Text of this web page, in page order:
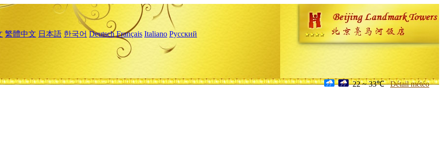
繁體中文 日本語 한국어 Deutsch Français Italiano Русский
22 ~ 33℃ Détail météo